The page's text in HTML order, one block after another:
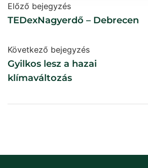
Előző bejegyzés
TEDexNagyerdő – Debrecen
Következő bejegyzés
Gyilkos lesz a hazai
klímaváltozás